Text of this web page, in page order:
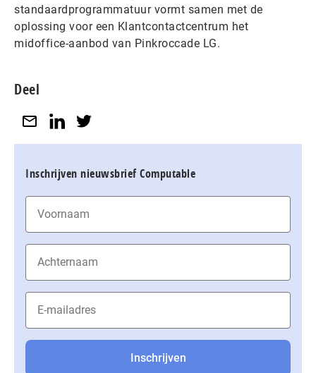
standaardprogrammatuur vormt samen met de
oplossing voor een Klantcontactcentrum het
midoffice-aanbod van Pinkroccade LG.
Deel
Inschrijven nieuwsbrief Computable